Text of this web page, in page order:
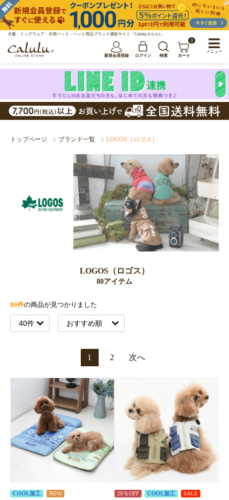
犬服・ドッグウェア・犬用ベッド・ペット用品ブランド通販サイト「Calulu(カルル)」
新規会員登録 ログイン 検索
0
カート
トップページ ブランド一覧 LOGOS（ロゴス）
LOGOS（ロゴス）
80アイテム
80件の商品が見つかりました
1 2 次へ
COOL加工 NEW 20％OFF COOL加工 SALE
メニュー